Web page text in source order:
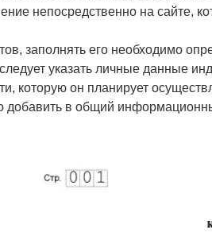
непосредственно на сайте,
заполнять его необходимо
указать личные данные
которую он планирует
добавить в общий